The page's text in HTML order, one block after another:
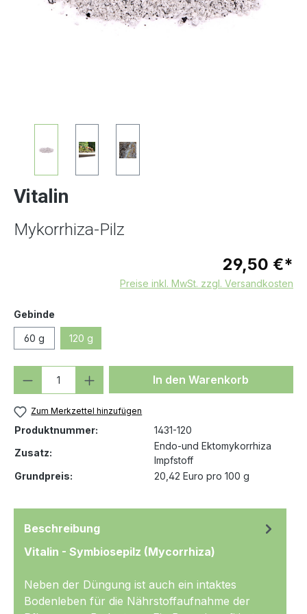
Vitalin
Mykorrhiza-Pilz
29,50 €*
Preise inkl. MwSt. zzgl. Versandkosten
Gebinde
60 g 120 g
Produkt Anzahl: Gib denIn den Warenkorb
Zum Merkzettel hinzufügen
Produktnummer:
1431-120
Zusatz:
Endo-und Ektomykorrhiza
Impfstoff
Grundpreis:
20,42 Euro pro 100 g
Beschreibung
Vitalin - Symbiosepilz (Mycorrhiza)
Neben der Düngung ist auch ein intaktes
Bodenleben für die Nährstoffaufnahme der